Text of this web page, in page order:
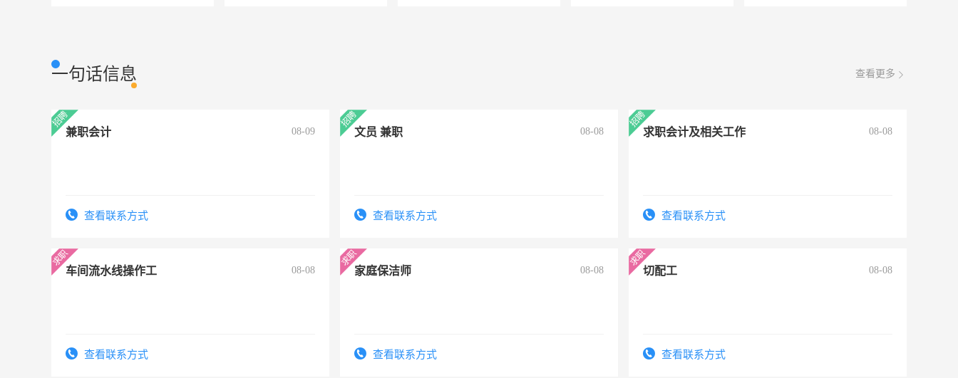
一句话信息 查看更多
兼职会计 08-09
查看联系方式
文员 兼职 08-08
查看联系方式
求职会计及相关工作 08-08
查看联系方式
车间流水线操作工 08-08
查看联系方式
家庭保洁师 08-08
查看联系方式
切配工 08-08
查看联系方式